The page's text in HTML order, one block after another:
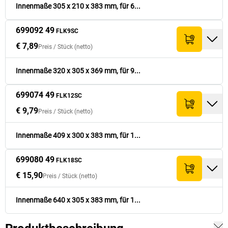
FLK9SC
FLK12SC
€ 9,79
640x305x383 18
€ 15,90 € 159,-
Innenmaße 305 x 210 x 383 mm, für 6...
699092 49 FLK9SC
€ 7,89Preis / Stück (netto)
Innenmaße 320 x 305 x 369 mm, für 9...
699074 49 FLK12SC
€ 9,79Preis / Stück (netto)
Innenmaße 409 x 300 x 383 mm, für 1...
699080 49 FLK18SC
€ 15,90Preis / Stück (netto)
Innenmaße 640 x 305 x 383 mm, für 1...